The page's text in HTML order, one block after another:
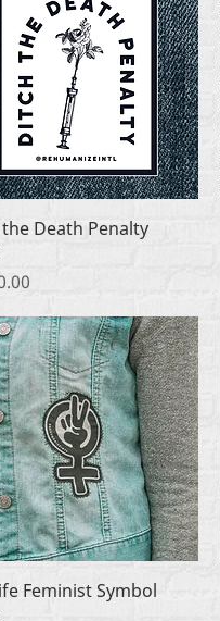
快速瀏覽
Death Penalty
快速瀏覽
Feminist Symbol